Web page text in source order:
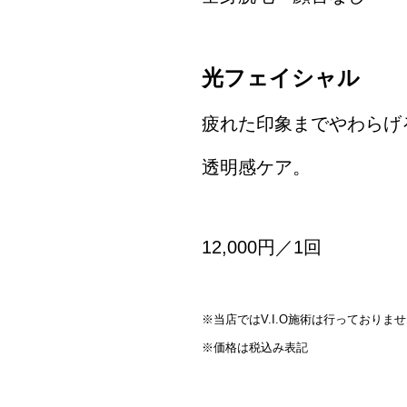
光フェイシャル
疲れた印象までやわらげ
透明感ケア。
12,000円／1回
※当店ではV.I.O施術は行っておりま
※価格は税込み表記